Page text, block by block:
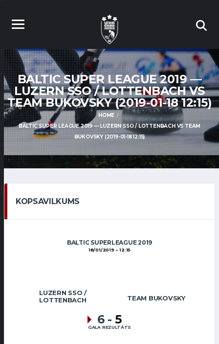
BALTIC SUPER LEAGUE 2019 —
LUZERN SSO / LOTTENBACH VS
TEAM BUKOVSKY (2019-01-18 12:15)
HOME
BALTIC SUPER LEAGUE 2019 — LUZERN SSO / LOTTENBACH VS TEAM
BUKOVSKY (2019-01-18 12:15)
KOPSAVILKUMS
BALTIC SUPERLEAGUE 2019
18/01/2019 12:15
LUZERN SSO /
LOTTENBACH
TEAM BUKOVSKY
6 - 5
GALA REZULTĀTS